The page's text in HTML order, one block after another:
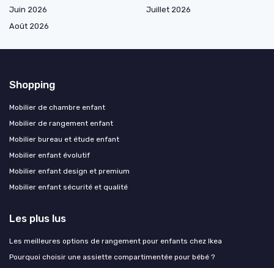
Juin 2026
Juillet 2026
Août 2026
Shopping
Mobilier de chambre enfant
Mobilier de rangement enfant
Mobilier bureau et étude enfant
Mobilier enfant évolutif
Mobilier enfant design et premium
Mobilier enfant sécurité et qualité
Les plus lus
Les meilleures options de rangement pour enfants chez Ikea
Pourquoi choisir une assiette compartimentée pour bébé ?